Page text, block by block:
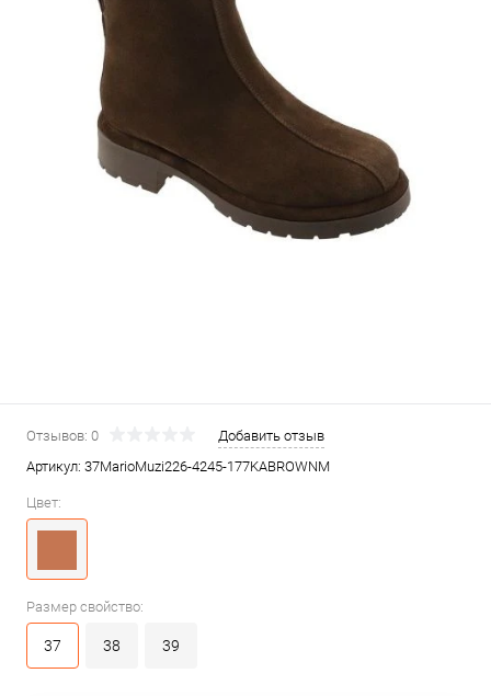
Отзывов: 0
Добавить отзыв
Артикул: 37MarioMuzi226-4245-177KABROWNM
Цвет:
Размер свойство:
37 38 39